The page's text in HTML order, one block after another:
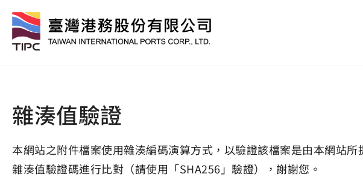
雜湊值驗證
本網站之附件檔案使用雜湊編碼演算方式，以驗證該檔案是由本網站
雜湊值驗證碼進行比對（請使用「SHA256」驗證），謝謝您。